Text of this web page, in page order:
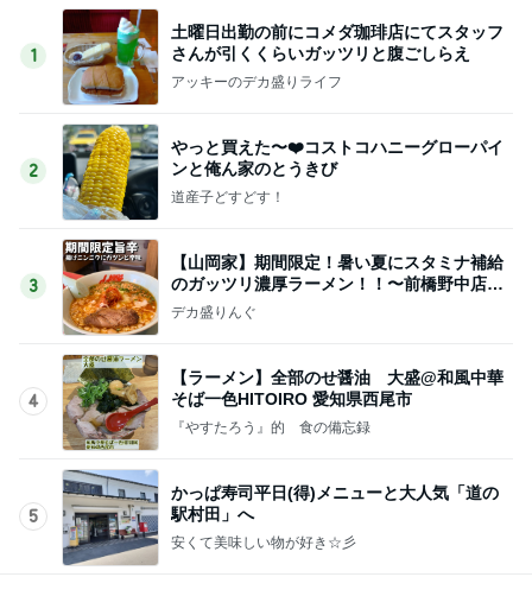
1
土曜日出勤の前にコメダ珈琲店にてスタッフ
さんが引くくらいガッツリと腹ごしらえ
アッキーのデカ盛りライフ
2
やっと買えた〜❤️コストコハニーグローパイ
ンと俺ん家のとうきび
道産子どすどす！
3
【山岡家】期間限定！暑い夏にスタミナ補給
のガッツリ濃厚ラーメン！！〜前橋野中店さ
ん〜
デカ盛りんぐ
4
【ラーメン】全部のせ醤油 大盛@和風中華
そば一色HITOIRO 愛知県西尾市
『やすたろう』的 食の備忘録
5
かっぱ寿司平日(得)メニューと大人気「道の
駅村田」へ
安くて美味しい物が好き☆彡